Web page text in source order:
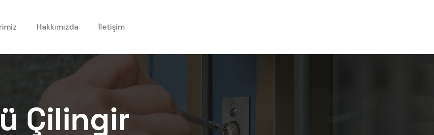
Hakkımızda İletişim
Çilingir